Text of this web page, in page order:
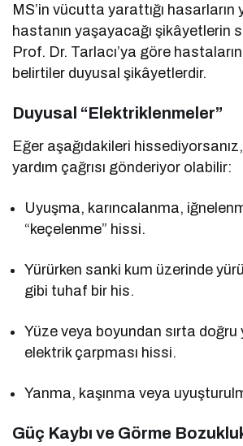
MS’in vücutta yarattığı hasarların
hastanın yaşayacağı şikâyetlerin
Prof. Dr. Tarlacı’ya göre
belirtiler duyusal şikâyetlerdir.
Duyusal “Elektriklenmeler”
Eğer aşağıdakileri
yardım çağrısı gönderiyor olabilir:
Uyuşma, karıncalanma,
“keçelenme” hissi.
Yürürken sanki kum üzerinde
gibi tuhaf bir his.
Yüze veya boyundan sırta doğru
elektrik çarpması hissi.
Yanma, kaşınma veya
Güç Kaybı ve Görme